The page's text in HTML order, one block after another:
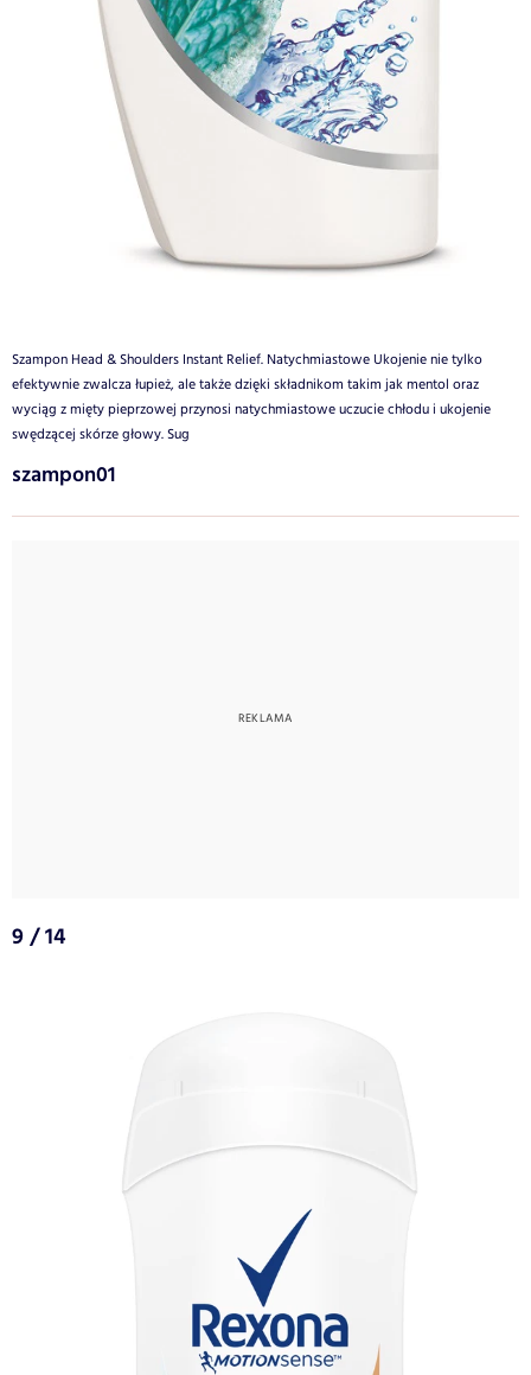
Szampon Head & Shoulders Instant Relief. Natychmiastowe Ukojenie nie tylko
efektywnie zwalcza łupież, ale także dzięki składnikom takim jak mentol oraz
wyciąg z mięty pieprzowej przynosi natychmiastowe uczucie chłodu i ukojenie
swędzącej skórze głowy. Sug
szampon01
9 / 14